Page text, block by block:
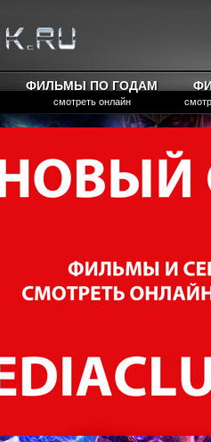
ФИЛЬМЫ ПО ГОДАМ
смотреть онлайн